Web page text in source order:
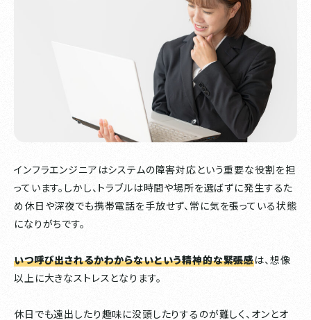
インフラエンジニアはシステムの障害対応という重要な役割を担
っています。しかし、トラブルは時間や場所を選ばずに発生するた
め休日や深夜でも携帯電話を手放せず、常に気を張っている状態
になりがちです。
いつ呼び出されるかわからないという精神的な緊張感は、想像
以上に大きなストレスとなります。
休日でも遠出したり趣味に没頭したりするのが難しく、オンとオ